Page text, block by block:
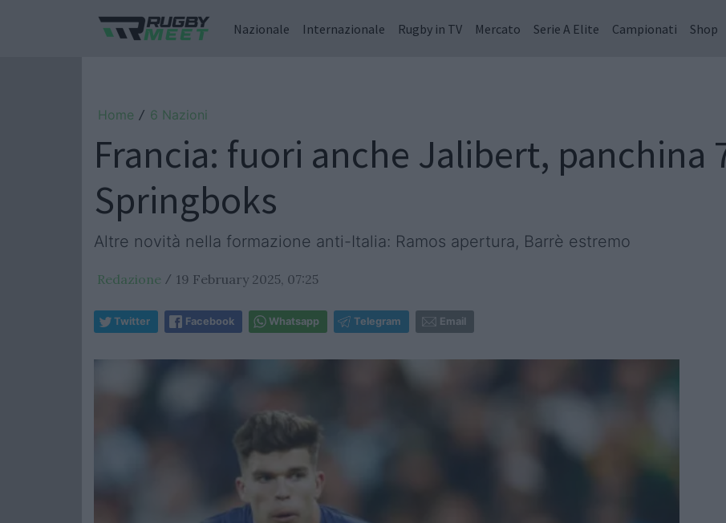
Nazionale Internazionale Rugby in TV Mercato Serie A Elite Campionati Shop
Home / 6 Nazioni
Francia: fuori anche Jalibert, panchina
Springboks
Altre novità nella formazione anti-Italia: Ramos apertura, Barrè estremo
Redazione / 19 February 2025, 07:25
Twitter Facebook Whatsapp Telegram Email